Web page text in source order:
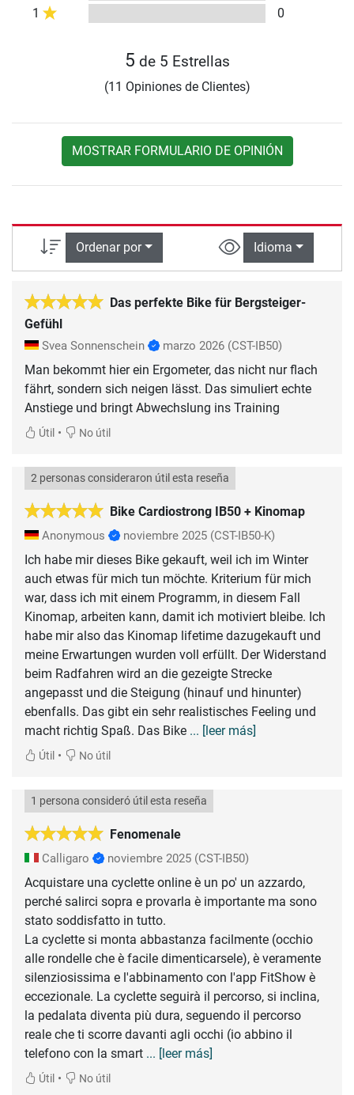
1
0
5 de 5 Estrellas
(11 Opiniones de Clientes)
MOSTRAR FORMULARIO DE OPINIÓN
Ordenar por Idioma
Das perfekte Bike für Bergsteiger-
Gefühl
Svea Sonnenschein marzo 2026 (CST-IB50)
Man bekommt hier ein Ergometer, das nicht nur flach
fährt, sondern sich neigen lässt. Das simuliert echte
Anstiege und bringt Abwechslung ins Training
Útil • No útil
Bike Cardiostrong IB50 + Kinomap
2 personas consideraron útil esta reseña
Anonymous noviembre 2025 (CST-IB50-K)
Ich habe mir dieses Bike gekauft, weil ich im Winter
auch etwas für mich tun möchte. Kriterium für mich
war, dass ich mit einem Programm, in diesem Fall
Kinomap, arbeiten kann, damit ich motiviert bleibe. Ich
habe mir also das Kinomap lifetime dazugekauft und
meine Erwartungen wurden voll erfüllt. Der Widerstand
beim Radfahren wird an die gezeigte Strecke
angepasst und die Steigung (hinauf und hinunter)
ebenfalls. Das gibt ein sehr realistisches Feeling und
macht richtig Spaß. Das Bike ... [leer más]
Útil • No útil
Fenomenale
1 persona consideró útil esta reseña
Calligaro noviembre 2025 (CST-IB50)
Acquistare una cyclette online è un po' un azzardo,
perché salirci sopra e provarla è importante ma sono
stato soddisfatto in tutto.
La cyclette si monta abbastanza facilmente (occhio
alle rondelle che è facile dimenticarsele), è veramente
silenziosissima e l'abbinamento con l'app FitShow è
eccezionale. La cyclette seguirà il percorso, si inclina,
la pedalata diventa più dura, seguendo il percorso
reale che ti scorre davanti agli occhi (io abbino il
telefono con la smart ... [leer más]
Útil • No útil